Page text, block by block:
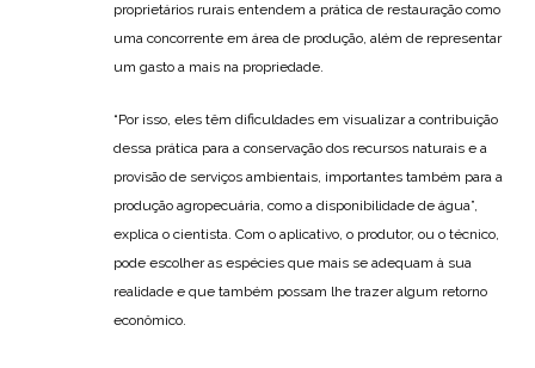
proprietários rurais entendem a prática de restauração como
uma concorrente em área de produção, além de representar
um gasto a mais na propriedade.
“Por isso, eles têm dificuldades em visualizar a contribuição
dessa prática para a conservação dos recursos naturais e a
provisão de serviços ambientais, importantes também para a
produção agropecuária, como a disponibilidade de água”,
explica o cientista. Com o aplicativo, o produtor, ou o técnico,
pode escolher as espécies que mais se adequam à sua
realidade e que também possam lhe trazer algum retorno
econômico.